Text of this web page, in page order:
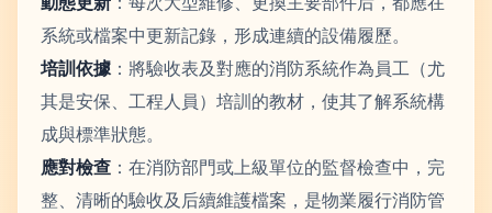
系統或檔案中更新記錄，形成連續的設備履歷。
培訓依據：將驗收表及對應的消防系統作為員工（尤
其是安保、工程人員）培訓的教材，使其了解系統構
成與標準狀態。
應對檢查 ：在消防部門或上級單位的監督檢查中，完
整、清晰的驗收及后續維護檔案，是物業履行消防管